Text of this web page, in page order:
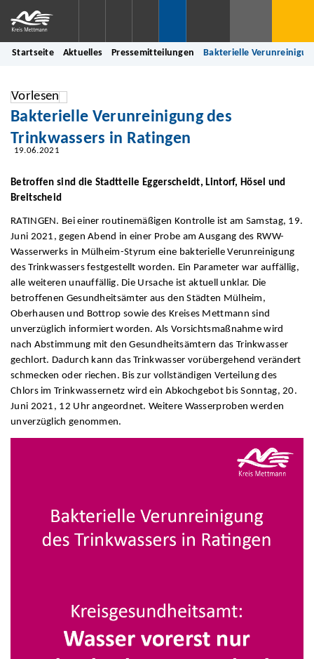
Startseite Aktuelles Pressemitteilungen Bakterielle
Vorlesen
Bakterielle Verunreinigung des
Trinkwassers in Ratingen
19.06.2021
Betroffen sind die Stadtteile Eggerscheidt, Lintorf, Hösel und
Breitscheid
RATINGEN. Bei einer routinemäßigen Kontrolle ist am Samstag, 19.
Juni 2021, gegen Abend in einer Probe am Ausgang des RWW-
Wasserwerks in Mülheim-Styrum eine bakterielle Verunreinigung
des Trinkwassers festgestellt worden. Ein Parameter war auffällig,
alle weiteren unauffällig. Die Ursache ist aktuell unklar. Die
betroffenen Gesundheitsämter aus den Städten Mülheim,
Oberhausen und Bottrop sowie des Kreises Mettmann sind
unverzüglich informiert worden. Als Vorsichtsmaßnahme wird
nach Abstimmung mit den Gesundheitsämtern das Trinkwasser
gechlort. Dadurch kann das Trinkwasser vorübergehend verändert
schmecken oder riechen. Bis zur vollständigen Verteilung des
Chlors im Trinkwassernetz wird ein Abkochgebot bis Sonntag, 20.
Juni 2021, 12 Uhr angeordnet. Weitere Wasserproben werden
unverzüglich genommen.